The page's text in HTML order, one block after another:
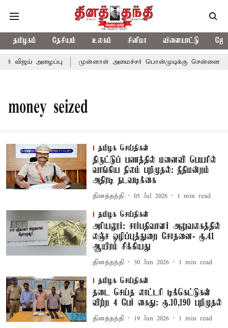
தமிழகம் தேசியம் உலகம் சினிமா விளையாட்டு
விஜய் அழைப்பு முன்னாள் அமைச்சர் பொன்முடிக்கு சென்னை
money seized
தமிழக செய்திகள்
திருட்டுப் பணத்தில் மனைவி பெயரில்
வாங்கிய நிலம் பறிமுதல்: நீதிமன்றம்
அதிரடி நடவடிக்கை
தினத்தந்தி 05 Jul 2026 1 min read
தமிழக செய்திகள்
அரியலூர்: சார்பதிவாளர் அலுவலகத்தில்
லஞ்ச ஒழிப்புத்துறை சோதனை- ரூ.41
ஆயிரம் சிக்கியது
தினத்தந்தி 30 Jun 2026 1 min read
தமிழக செய்திகள்
தடை செய்த லாட்டரி டிக்கெட்டுகள்
விற்ற 4 பேர் கைது: ரூ.10,190 பறிமுதல்
தினத்தந்தி 19 Jun 2026 1 min read